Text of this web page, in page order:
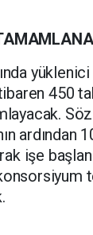
450
ardından
işe